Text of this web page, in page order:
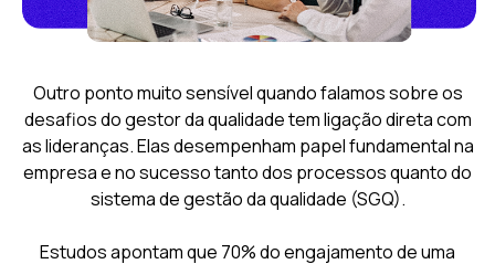
Outro ponto muito sensível quando falamos sobre os
desafios do gestor da qualidade tem ligação direta com
as lideranças. Elas desempenham papel fundamental na
empresa e no sucesso tanto dos processos quanto do
sistema de gestão da qualidade (SGQ).
Estudos apontam que 70% do engajamento de uma